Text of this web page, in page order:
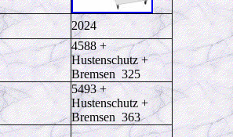
2024
4588 +
Hustenschutz +
Bremsen 325
5493 +
Hustenschutz +
Bremsen 363